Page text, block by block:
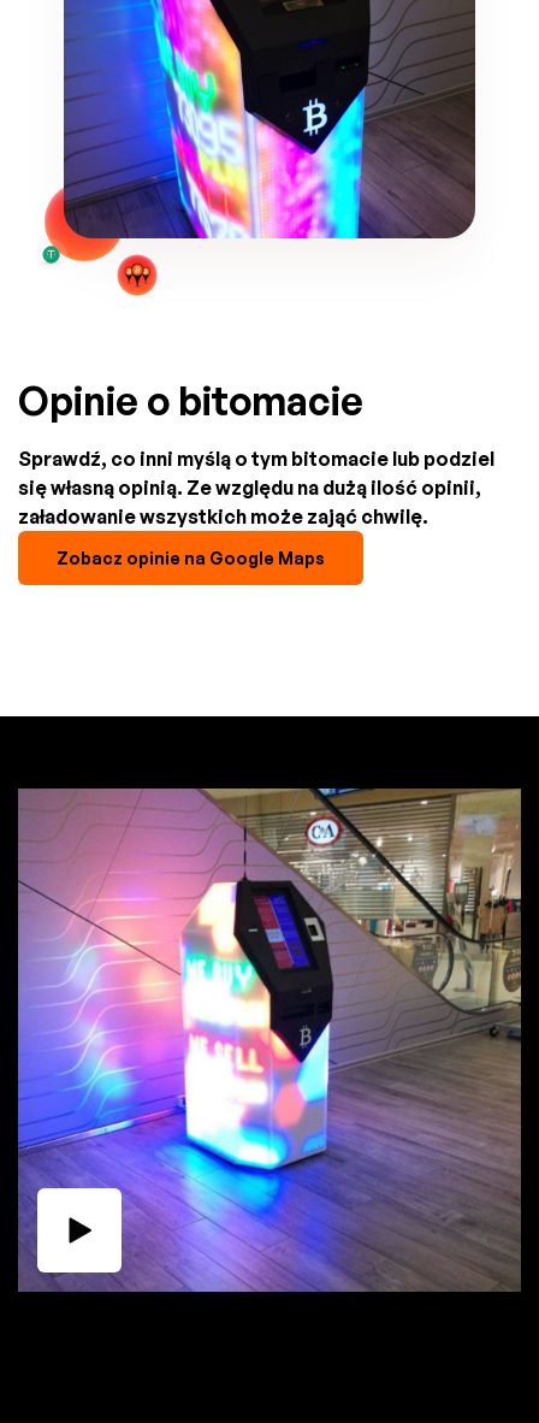
Opinie o bitomacie
Sprawdź, co inni myślą o tym bitomacie lub podziel
się własną opinią. Ze względu na dużą ilość opinii,
załadowanie wszystkich może zająć chwilę.
Zobacz opinie na Google Maps